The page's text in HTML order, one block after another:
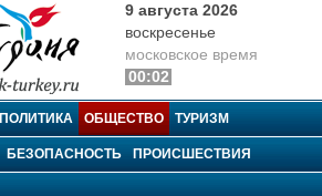
9 августа 2026
воскресенье
московское время
00:02
ПОЛИТИКА ОБЩЕСТВО ТУРИЗМ
БЕЗОПАСНОСТЬ ПРОИСШЕСТВИЯ